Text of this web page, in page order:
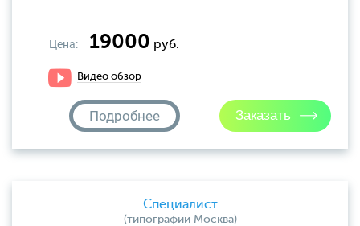
Цена: 19000 руб.
Видео обзор
Подробнее
Специалист
(типографии Москва)